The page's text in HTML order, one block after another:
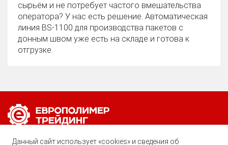
сырьём и не потребует частого вмешательства
оператора? У нас есть решение. Автоматическая
линия BS‑1100 для производства пакетов с
донным швом уже есть на складе и готова к
отгрузке.
Позвоните нам по любому вопросу:
Данный сайт использует «cookies» и сведения об